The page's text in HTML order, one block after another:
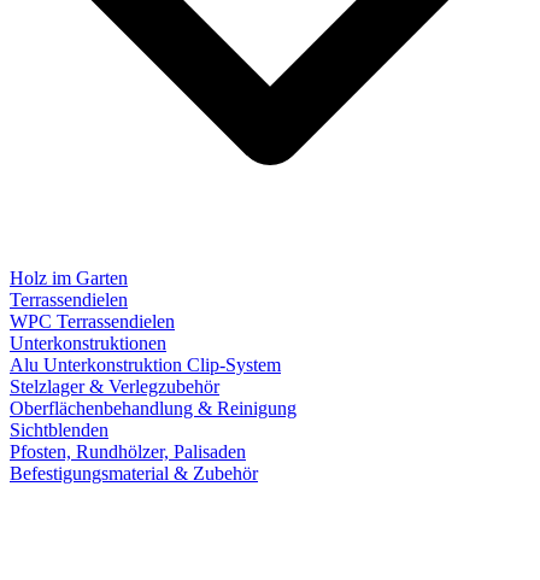
Holz im Garten
Terrassendielen
WPC Terrassendielen
Unterkonstruktionen
Alu Unterkonstruktion Clip-System
Stelzlager & Verlegzubehör
Oberflächenbehandlung & Reinigung
Sichtblenden
Pfosten, Rundhölzer, Palisaden
Befestigungsmaterial & Zubehör